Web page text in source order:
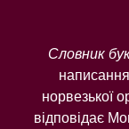
Словник
норвезької
відповідає